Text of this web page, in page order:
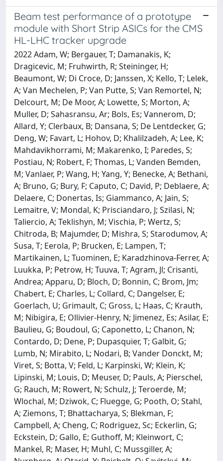
Beam test performance of a prototype
module with Short Strip ASICs for the CMS
HL-LHC tracker upgrade
2022 Adam, W; Bergauer, T; Damanakis, K;
Dragicevic, M; Fruhwirth, R; Steininger, H;
Beaumont, W; Di Croce, D; Janssen, X; Kello, T; Lelek,
A; Van Mechelen, P; Van Putte, S; Van Remortel, N;
Delcourt, M; De Moor, A; Lowette, S; Morton, A;
Muller, D; Sahasransu, Ar; Bols, Es; Vannerom, D;
Allard, Y; Clerbaux, B; Dansana, S; De Lentdecker, G;
Deng, W; Favart, L; Hohov, D; Khalilzadeh, A; Lee, K;
Mahdavikhorrami, M; Makarenko, I; Paredes, S;
Postiau, N; Robert, F; Thomas, L; Vanden Bemden,
M; Vanlaer, P; Wang, H; Yang, Y; Benecke, A; Bethani,
A; Bruno, G; Bury, F; Caputo, C; David, P; Deblaere, A;
Delaere, C; Donertas, Is; Giammanco, A; Jain, S;
Lemaitre, V; Mondal, K; Prisciandaro, J; Szilasi, N;
Taliercio, A; Teklishyn, M; Vischia, P; Wertz, S;
Chitroda, B; Majumder, D; Mishra, S; Starodumov, A;
Susa, T; Eerola, P; Brucken, E; Lampen, T;
Martikainen, L; Tuominen, E; Karadzhinova-Ferrer, A;
Luukka, P; Petrow, H; Tuuva, T; Agram, Jl; Crisanti,
Andrea; Apparu, D; Bloch, D; Bonnin, C; Brom, Jm;
Chabert, E; Charles, L; Collard, C; Dangelser, E;
Goerlach, U; Grimault, C; Gross, L; Haas, C; Krauth,
M; Nibigira, E; Ollivier-Henry, N; Jimenez, Es; Asilar, E;
Baulieu, G; Boudoul, G; Caponetto, L; Chanon, N;
Contardo, D; Dene, P; Dupasquier, T; Galbit, G;
Lumb, N; Mirabito, L; Nodari, B; Vander Donckt, M;
Viret, S; Botta, V; Feld, L; Karpinski, W; Klein, K;
Lipinski, M; Louis, D; Meuser, D; Pauls, A; Pierschel,
G; Rauch, M; Rowert, N; Schulz, J; Teroerde, M;
Wlochal, M; Dziwok, C; Fluegge, G; Pooth, O; Stahl,
A; Ziemons, T; Bhattacharya, S; Blekman, F;
Campbell, A; Cheng, C; Rodriguez, Sc; Eckerlin, G;
Eckstein, D; Gallo, E; Guthoff, M; Kleinwort, C;
Mankel, R; Maser, H; Muhl, C; Mussgiller, A;